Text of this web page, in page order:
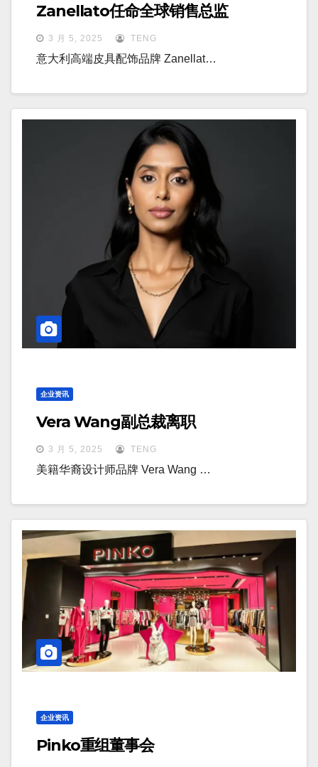
Zanellato任命全球销售总监
3 月 5, 2025 TENG
意大利高端皮具配饰品牌 Zanellat…
企业资讯
Vera Wang副总裁离职
3 月 5, 2025 TENG
美籍华裔设计师品牌 Vera Wang …
企业资讯
Pinko重组董事会